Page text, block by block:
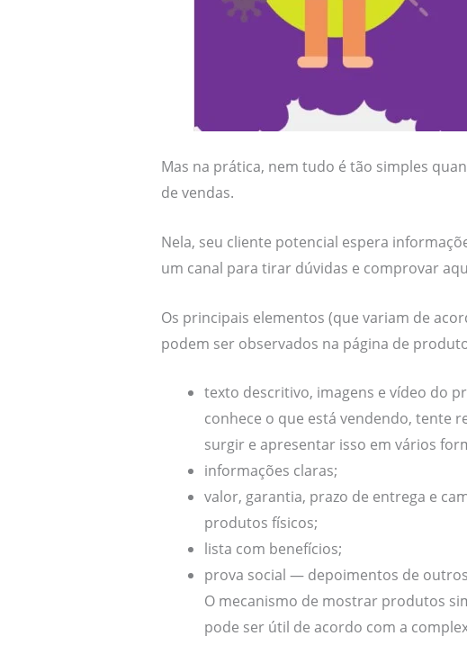
Mas na prática, nem tudo é tão simples
de vendas.
Nela, seu cliente potencial espera
um canal para tirar dúvidas e comprovar
Os principais elementos (que variam de
podem ser observados na página de
texto descritivo, imagens e vídeo do
conhece o que está vendendo, tente
surgir e apresentar isso em vários
informações claras;
valor, garantia, prazo de entrega e
produtos físicos;
lista com benefícios;
prova social — depoimentos de
O mecanismo de mostrar produtos
pode ser útil de acordo com a